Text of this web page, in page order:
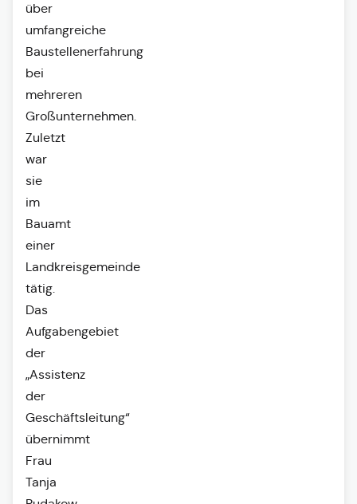
über
umfangreiche
Baustellenerfahrung
bei
mehreren
Großunternehmen.
Zuletzt
war
sie
im
Bauamt
einer
Landkreisgemeinde
tätig.
Das
Aufgabengebiet
der
„Assistenz
der
Geschäftsleitung“
übernimmt
Frau
Tanja